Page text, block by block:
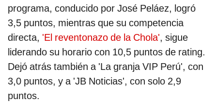
programa, conducido por José Peláez, logró
3,5 puntos, mientras que su competencia
directa, 'El reventonazo de la Chola', sigue
liderando su horario con 10,5 puntos de rating.
Dejó atrás también a 'La granja VIP Perú', con
3,0 puntos, y a 'JB Noticias', con solo 2,9
puntos.